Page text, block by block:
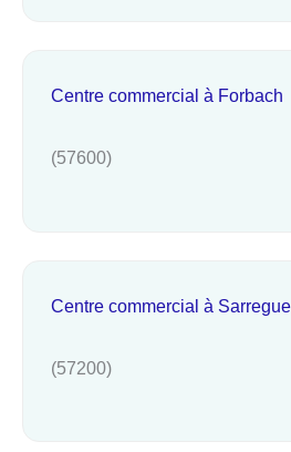
Centre commercial à Forbach
(57600)
Centre commercial à
(57200)